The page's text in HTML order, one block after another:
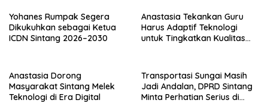
Yohanes Rumpak Segera
Dikukuhkan sebagai Ketua
ICDN Sintang 2026–2030
Anastasia Tekankan Guru
Harus Adaptif Teknologi
untuk Tingkatkan Kualitas
Anastasia Dorong
Masyarakat Sintang Melek
Teknologi di Era Digital
Transportasi Sungai Masih
Jadi Andalan, DPRD Sintang
Minta Perhatian Serius di